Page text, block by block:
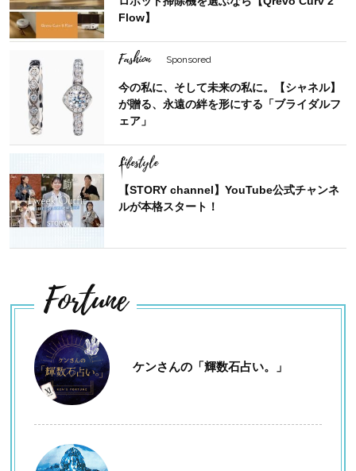
Flow】
Fashion Sponsored
今の私に、そして未来の私に。【シャネル】
が贈る、永遠の絆を形にする「ブライダルフ
ェア」
Lifestyle
【STORY channel】YouTube公式チャンネ
ルが本格スタート！
Fortune
ケンさんの「輝数石占い。」